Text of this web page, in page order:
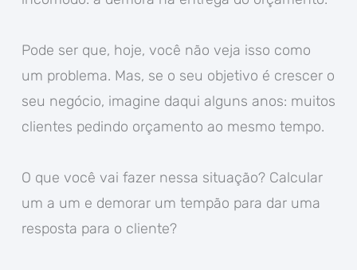
Pode ser que, hoje, você não veja isso como
um problema. Mas, se o seu objetivo é crescer o
seu negócio, imagine daqui alguns anos: muitos
clientes pedindo orçamento ao mesmo tempo.
O que você vai fazer nessa situação? Calcular
um a um e demorar um tempão para dar uma
resposta para o cliente?